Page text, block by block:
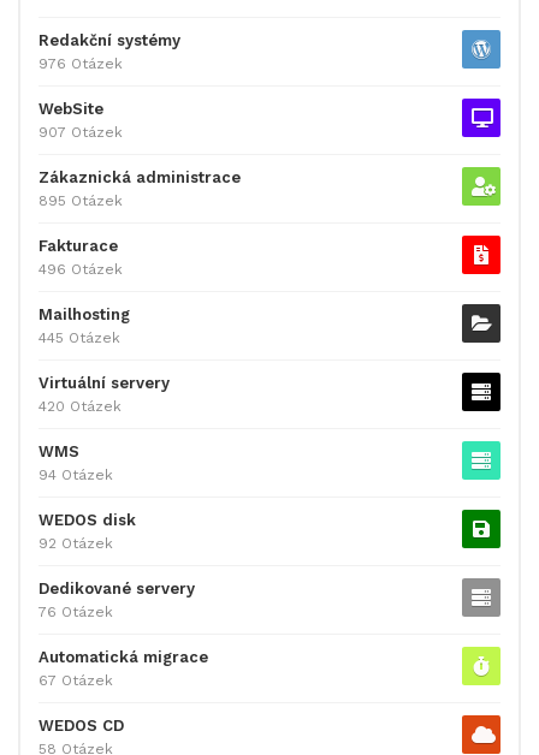
Redakční systémy
976 Otázek
WebSite
907 Otázek
Zákaznická administrace
895 Otázek
Fakturace
496 Otázek
Mailhosting
445 Otázek
Virtuální servery
420 Otázek
WMS
94 Otázek
WEDOS disk
92 Otázek
Dedikované servery
76 Otázek
Automatická migrace
67 Otázek
WEDOS CD
58 Otázek